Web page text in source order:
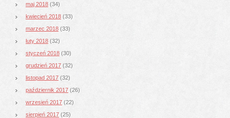
maj 2018 (34)
kwiecień 2018 (33)
marzec 2018 (33)
luty 2018 (32)
styczeń 2018 (30)
grudzień 2017 (32)
listopad 2017 (32)
październik 2017 (26)
wrzesień 2017 (22)
sierpień 2017 (25)